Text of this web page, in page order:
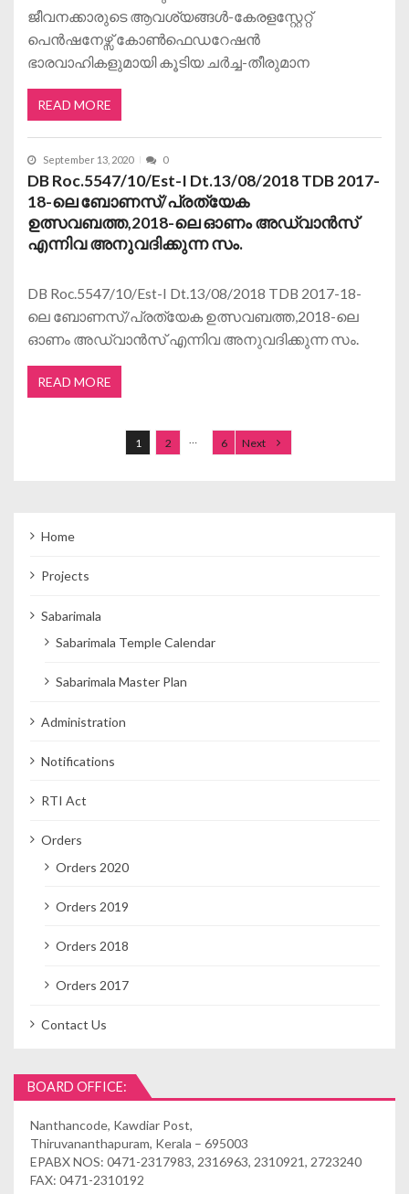
ജീവനക്കാരുടെ ആവശ്യങ്ങള്‍-കേരളസ്റ്റേറ്റ്
പെന്‍ഷനേഴ്സ് കോണ്‍ഫെഡറേഷന്‍
ഭാരവാഹികളുമായി കൂടിയ ചര്‍ച്ച-തീരുമാന
READ MORE
September 13, 2020 0
DB Roc.5547/10/Est-I Dt.13/08/2018 TDB 2017-
18-ലെ ബോണസ്/പ്രത്യേക
ഉത്സവബത്ത,2018-ലെ ഓണം അഡ്വാന്‍സ്
എന്നിവ അനുവദിക്കുന്ന സം.
DB Roc.5547/10/Est-I Dt.13/08/2018 TDB 2017-18-
ലെ ബോണസ്/പ്രത്യേക ഉത്സവബത്ത,2018-ലെ
ഓണം അഡ്വാന്‍സ് എന്നിവ അനുവദിക്കുന്ന സം.
READ MORE
1 2 6 Next
Home
Projects
Sabarimala
Sabarimala Temple Calendar
Sabarimala Master Plan
Administration
Notifications
RTI Act
Orders
Orders 2020
Orders 2019
Orders 2018
Orders 2017
Contact Us
BOARD OFFICE:
Nanthancode, Kawdiar Post,
Thiruvananthapuram, Kerala – 695003
EPABX NOS: 0471-2317983, 2316963, 2310921, 2723240
FAX: 0471-2310192